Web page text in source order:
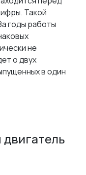
Такой
годы работы
не
о двух
в один